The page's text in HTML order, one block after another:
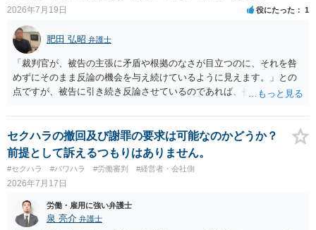
2026年7月19日 役にたった 1
肥田 弘昭 弁護士
「裁判官が、被告の主張に矛盾や根拠のなさが目立つのに、それを咎
めずにそのまま反論の機会を与え続けているように見えます。」との
点ですが、被告に引き続き反論させているのであれば、被告の主張が
くしている場合があります。被告がこれ以上ありませんと言えば終わ
るかと思います。ご参考にしてください。
セクハラの撤回及び謝罪の要求は可能なのかどうか？
前提として訴えるつもりはありません。
#セクハラ #パワハラ #労働審判 #経営者・会社側
2026年7月17日
労働・雇用に強い弁護士
泉 亮介 弁護士